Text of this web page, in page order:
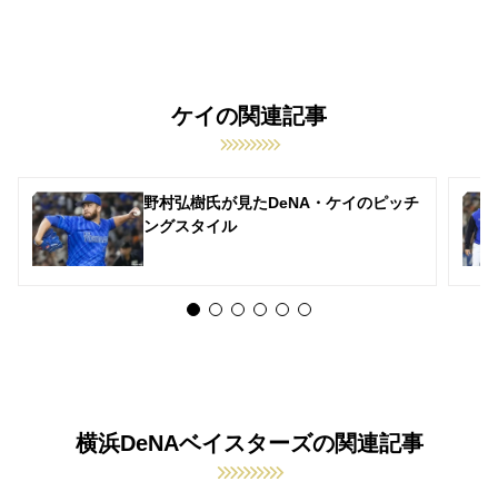
ケイの関連記事
野村弘樹氏が見たDeNA・ケイのピッチ
ングスタイル
横浜DeNAベイスターズの関連記事